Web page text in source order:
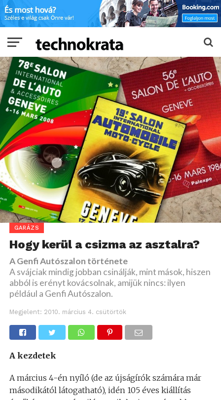
GARÁZS
Hogy kerül a csizma az asztalra?
A Genfi Autószalon története
A svájciak mindig jobban csinálják, mint mások, hiszen
abból is erényt kovácsolnak, amijük nincs: ilyen
például a Genfi Autószalon.
Megjelent: 2010. március 4. csütörtök
A kezdetek
A március 4-én nyíló (de az újságírók számára már
másodikától látogatható), idén 105 éves kiállítás